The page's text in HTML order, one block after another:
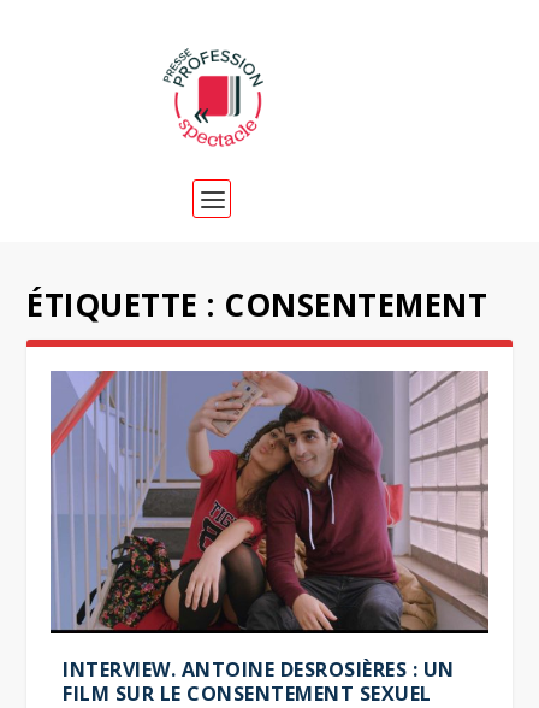
ÉTIQUETTE : CONSENTEMENT
INTERVIEW. ANTOINE DESROSIÈRES : UN
FILM SUR LE CONSENTEMENT SEXUEL